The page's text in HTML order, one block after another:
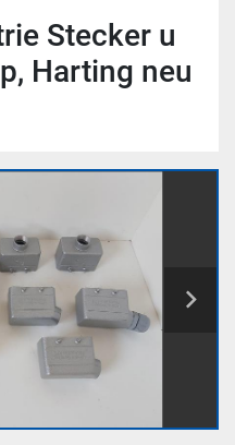
Stecker u
Harting neu